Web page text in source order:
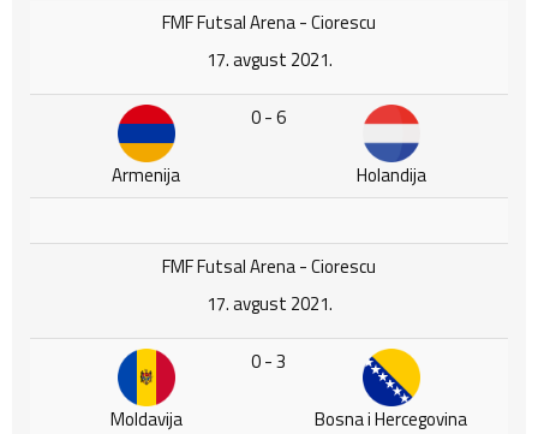
FMF Futsal Arena - Ciorescu
17. avgust 2021.
Armenija
0 - 6
Holandija
FMF Futsal Arena - Ciorescu
17. avgust 2021.
Moldavija
0 - 3
Bosna i Hercegovina